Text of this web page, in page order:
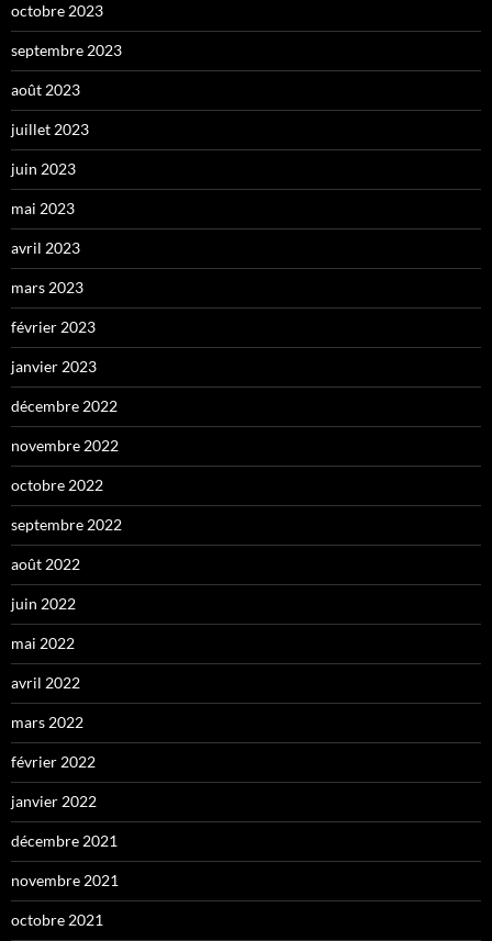
octobre 2023
septembre 2023
août 2023
juillet 2023
juin 2023
mai 2023
avril 2023
mars 2023
février 2023
janvier 2023
décembre 2022
novembre 2022
octobre 2022
septembre 2022
août 2022
juin 2022
mai 2022
avril 2022
mars 2022
février 2022
janvier 2022
décembre 2021
novembre 2021
octobre 2021